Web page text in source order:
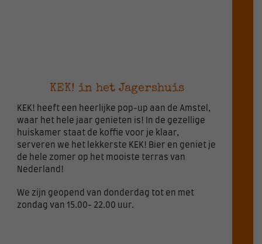
KEK! in het Jagershuis
KEK! heeft een heerlijke pop-up aan de Amstel,
waar het hele jaar genieten is! In de gezellige
huiskamer staat de koffie voor je klaar,
serveren we het lekkerste KEK! Bier en geniet je
de hele zomer op het mooiste terras van
Nederland!
We zijn geopend van donderdag tot en met
zondag van 15.00- 22.00 uur.